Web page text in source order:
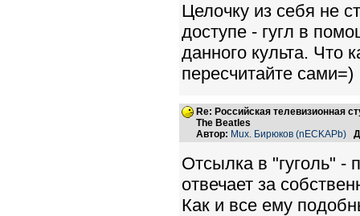
Целочку из себя не
доступе - гугл в
данного культа. Что
пересчитайте сами=)
Re: Российская телевизионная
The Beatles
Автор: Mux. Бирюков (nECKAPb)
Отсылка в "гуголь" -
отвечает за
Как и все ему